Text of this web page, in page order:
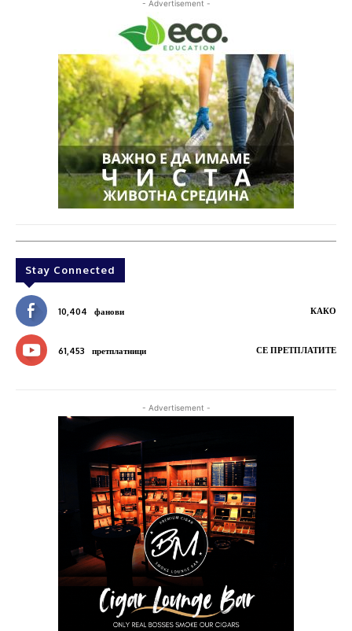
- Advertisement -
Stay Connected
10,404 фанови КАКО
61,453 претплатници СЕ ПРЕТПЛАТИТЕ
- Advertisement -